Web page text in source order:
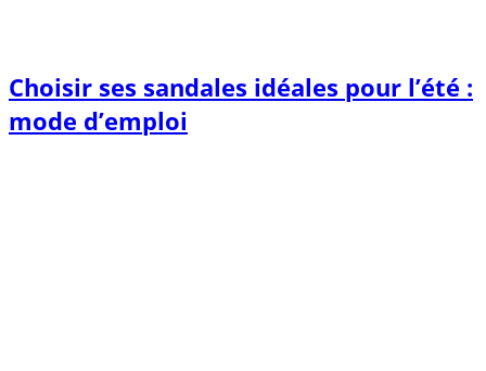
Choisir ses sandales idéales pour l’été :
mode d’emploi